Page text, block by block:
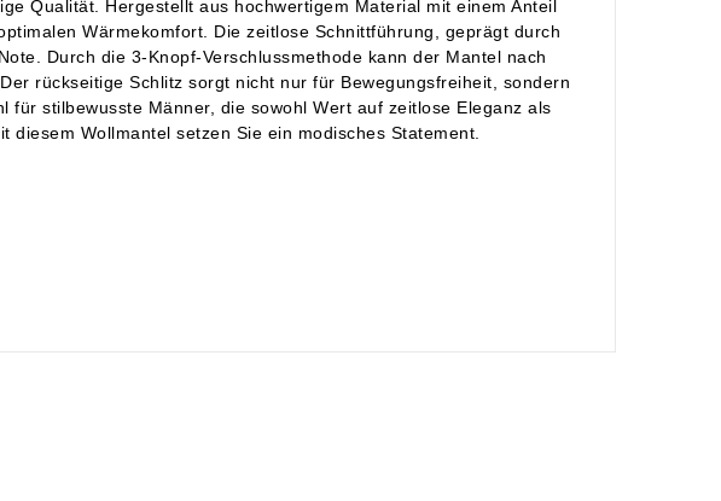
Qualität. Hergestellt aus hochwertigem Material mit einem Anteil
Wärmekomfort. Die zeitlose Schnittführung, geprägt durch
Durch die 3-Knopf-Verschlussmethode kann der Mantel nach
rückseitige Schlitz sorgt nicht nur für Bewegungsfreiheit, sondern
stilbewusste Männer, die sowohl Wert auf zeitlose Eleganz als
Wollmantel setzen Sie ein modisches Statement.